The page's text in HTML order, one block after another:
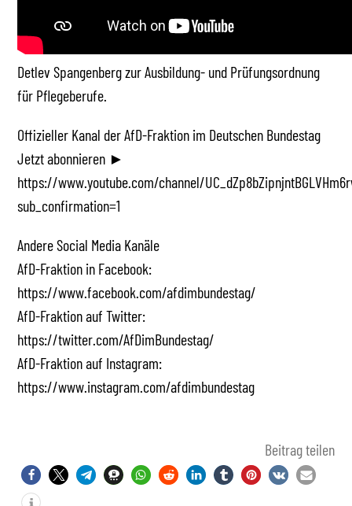
Detlev Spangenberg zur Ausbildung- und Prüfungsordnung
für Pflegeberufe.
Offizieller Kanal der AfD-Fraktion im Deutschen Bundestag
Jetzt abonnieren ►
https://www.youtube.com/channel/
sub_confirmation=1
Andere Social Media Kanäle
AfD-Fraktion in Facebook:
https://www.facebook.com/afdimbundestag/
AfD-Fraktion auf Twitter:
https://twitter.com/AfDimBundestag/
AfD-Fraktion auf Instagram:
https://www.instagram.com/afdimbundestag
Beitrag teilen